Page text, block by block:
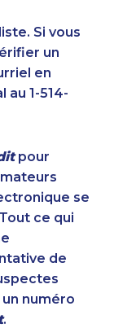
6061
7279
3775
6564
2183
8218
2156
9538
5105
8939
2354
1090
Si vous
un
en
1-514-
pour
se
ce qui
de
numéro
.